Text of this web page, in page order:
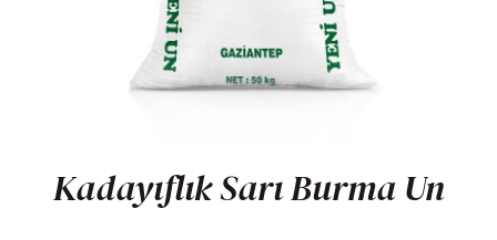
Kadayıflık Sarı Burma Un